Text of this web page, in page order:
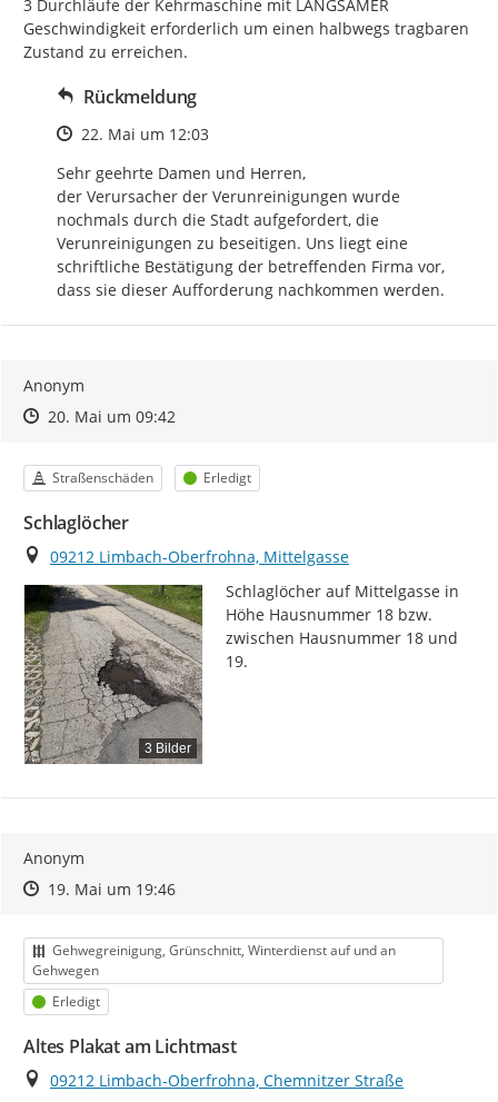
3 Durchläufe der Kehrmaschine mit LANGSAMER
Geschwindigkeit erforderlich um einen halbwegs tragbaren
Zustand zu erreichen.
Rückmeldung
Zeitpunkt des Erstellens
22. Mai um 12:03
Sehr geehrte Damen und Herren,
der Verursacher der Verunreinigungen wurde
nochmals durch die Stadt aufgefordert, die
Verunreinigungen zu beseitigen. Uns liegt eine
schriftliche Bestätigung der betreffenden Firma vor,
dass sie dieser Aufforderung nachkommen werden.
Anonym
Zeitpunkt des Erstellens
Zeitpunkt des Erstellens
20. Mai um 09:42Zur Äußerung
Kategorie
Straßenschäden Status
Erledigt
Schlaglöcher
Ort
09212 Limbach-Oberfrohna, Mittelgasse
3 Bilder
Schlaglöcher auf Mittelgasse in
Höhe Hausnummer 18 bzw.
zwischen Hausnummer 18 und
19.
Anonym
Zeitpunkt des Erstellens
Zeitpunkt des Erstellens
19. Mai um 19:46Zur Äußerung
Kategorie
Gehwegreinigung, Grünschnitt, Winterdienst auf und an
Gehwegen
Status
Erledigt
Altes Plakat am Lichtmast
Ort
09212 Limbach-Oberfrohna, Chemnitzer Straße